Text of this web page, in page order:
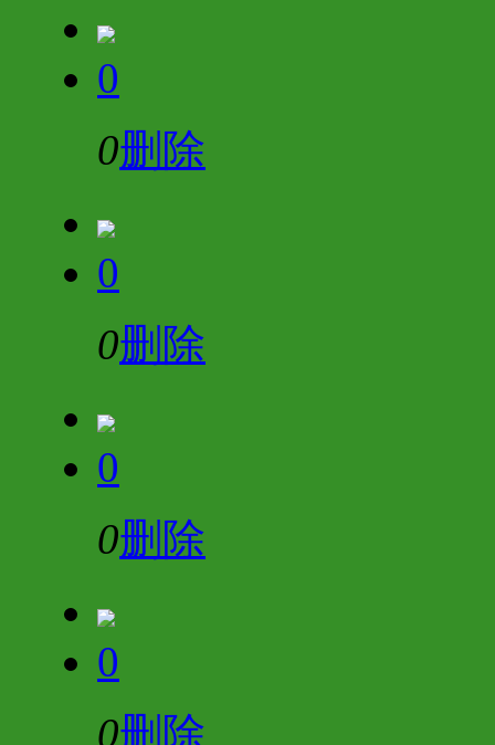
0
0删除
0
0删除
0
0删除
0
0删除